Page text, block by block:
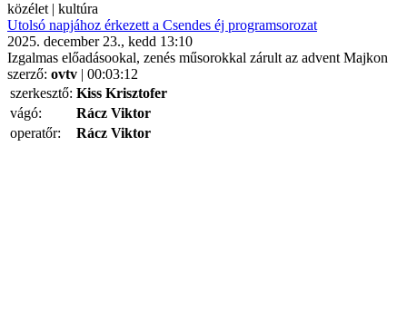
közélet | kultúra
Utolsó napjához érkezett a Csendes éj programsorozat
2025. december 23., kedd 13:10
Izgalmas előadásookal, zenés műsorokkal zárult az advent Majkon
szerző: ovtv | 00:03:12
szerkesztő: Kiss Krisztofer
vágó:
Rácz Viktor
operatőr:
Rácz Viktor